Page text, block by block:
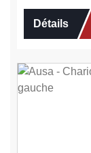
Détails